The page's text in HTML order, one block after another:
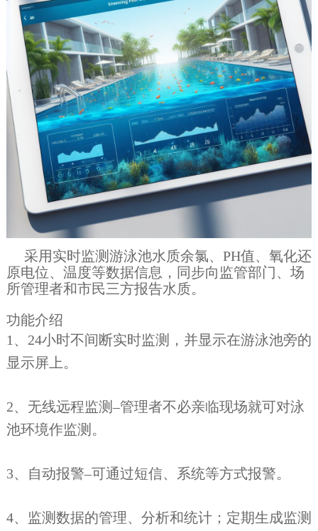
采用实时监测游泳池水质余氯、PH值、氧化还
原电位、温度等数据信息，同步向监管部门、场
所管理者和市民三方报告水质。
功能介绍
1、24小时不间断实时监测，并显示在游泳池旁的
显示屏上。
2、无线远程监测–管理者不必亲临现场就可对泳
池环境作监测。
3、自动报警–可通过短信、系统等方式报警。
4、监测数据的管理、分析和统计；定期生成监测